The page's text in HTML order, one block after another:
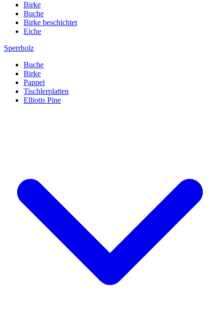
Birke
Buche
Birke beschichtet
Eiche
Sperrholz
Buche
Birke
Pappel
Tischlerplatten
Elliotis Pine